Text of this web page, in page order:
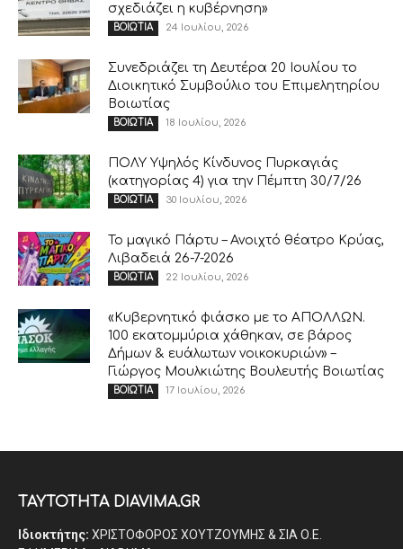
σχεδιάζει η κυβέρνηση»
ΒΟΙΩΤΙΑ 24 Ιουλίου, 2026
Συνεδριάζει τη Δευτέρα 20 Ιουλίου το
Διοικητικό Συμβούλιο του Επιμελητηρίου
Βοιωτίας
ΒΟΙΩΤΙΑ 18 Ιουλίου, 2026
ΠΟΛΥ Υψηλός Κίνδυνος Πυρκαγιάς
(κατηγορίας 4) για την Πέμπτη 30/7/26
ΒΟΙΩΤΙΑ 30 Ιουλίου, 2026
Το μαγικό Πάρτυ – Ανοιχτό θέατρο Κρύας,
Λιβαδειά 26-7-2026
ΒΟΙΩΤΙΑ 22 Ιουλίου, 2026
«Κυβερνητικό φιάσκο με το ΑΠΟΛΛΩΝ.
100 εκατομμύρια χάθηκαν, σε βάρος
Δήμων & ευάλωτων νοικοκυριών» –
Γιώργος Μουλκιώτης Βουλευτής Βοιωτίας
ΒΟΙΩΤΙΑ 17 Ιουλίου, 2026
ΤΑΥΤΟΤΗΤΑ DIAVIMA.GR
Ιδιοκτήτης: ΧΡΙΣΤΟΦΟΡΟΣ ΧΟΥΤΖΟΥΜΗΣ & ΣΙΑ Ο.Ε.